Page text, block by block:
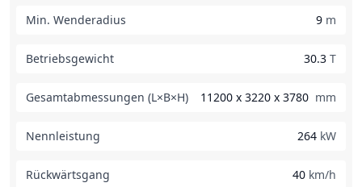
Min. Wenderadius 9 m
Betriebsgewicht 30.3 T
Gesamtabmessungen (L×B×H) 11200 x 3220 x 3780 mm
Nennleistung 264 kW
Rückwärtsgang 40 km/h